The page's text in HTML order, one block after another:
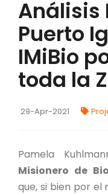
ALIMENTICIOS
INVENTARIO DE
investigadores
FORMULARIO
Análisis
Puerto
IMiBio
toda la
29-Apr-2021
Pamela
Misionero de
que, si bien por